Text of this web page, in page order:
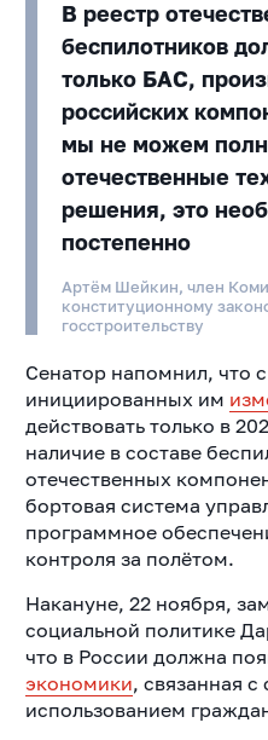
В реестр
беспилотников
только БАС,
российских
мы не можем
отечественные
решения, это
постепенно
Артём Шейкин, член
конституционному
госстроительству
Сенатор напомнил, что
инициированных им
действовать только в
наличие в составе
отечественных
бортовая система
программное
контроля за полётом.
Накануне, 22 ноября,
социальной политике
что в России должна
экономики, связанная
использованием